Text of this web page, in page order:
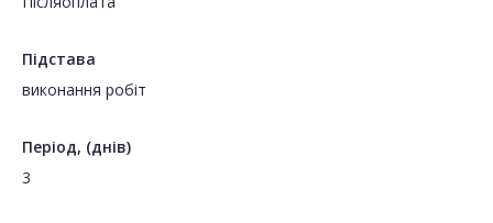
Підстава
виконання робіт
Період, (днів)
3